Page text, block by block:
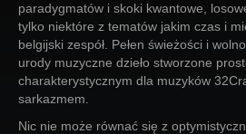
Więcej
Login
paradygmatów i skoki kwantowe,
tylko niektóre z tematów jakim czas i
belgijski zespół. Pełen świeżości i
urody muzyczne dzieło stworzone
charakterystycznym dla muzyków
sarkazmem.
Nic nie może równać się z